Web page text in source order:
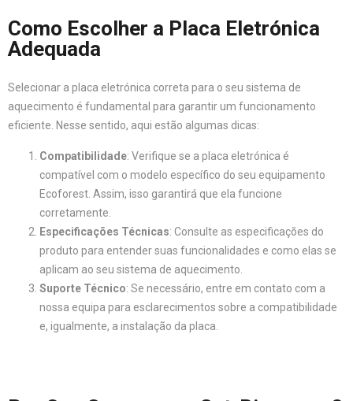
Como Escolher a Placa Eletrónica
Adequada
Selecionar a placa eletrónica correta para o seu sistema de
aquecimento é fundamental para garantir um funcionamento
eficiente. Nesse sentido, aqui estão algumas dicas:
Compatibilidade: Verifique se a placa eletrónica é
compatível com o modelo específico do seu equipamento
Ecoforest. Assim, isso garantirá que ela funcione
corretamente.
Especificações Técnicas: Consulte as especificações do
produto para entender suas funcionalidades e como elas se
aplicam ao seu sistema de aquecimento.
Suporte Técnico: Se necessário, entre em contato com a
nossa equipa para esclarecimentos sobre a compatibilidade
e, igualmente, a instalação da placa.